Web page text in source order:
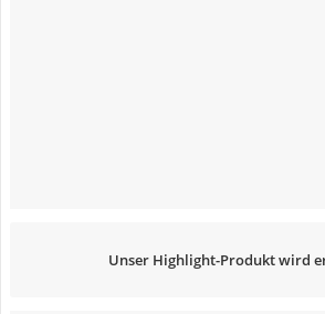
Unser Highlight-Produkt wird